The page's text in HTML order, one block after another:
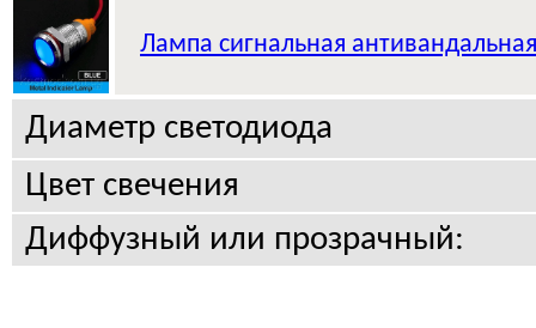
Лампа сигнальная антивандальная
Диаметр светодиода
Цвет свечения
Диффузный или прозрачный: